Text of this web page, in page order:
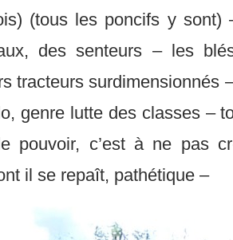
(tous les poncifs y sont)
des senteurs – les
tracteurs surdimensionnés
genre lutte des classes –
pouvoir, c’est à ne pas
il se repaît, pathétique –